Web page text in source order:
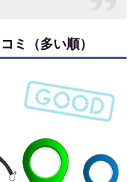
ミ（多い順）